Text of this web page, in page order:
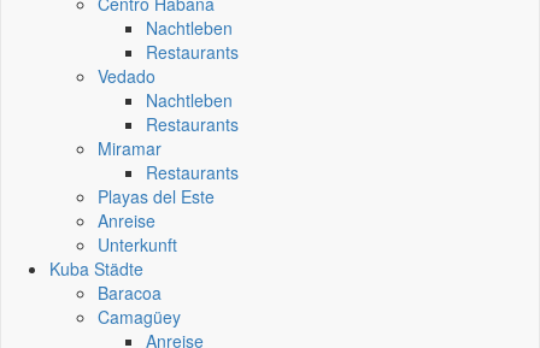
Nachtleben
Restaurants
Vedado
Nachtleben
Restaurants
Miramar
Restaurants
Playas del Este
Anreise
Unterkunft
Kuba Städte
Baracoa
Camagüey
Anreise